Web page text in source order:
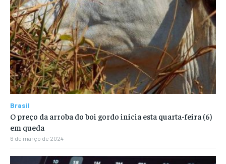
Brasil
O preço da arroba do boi gordo inicia esta quarta-feira (6)
em queda
6 de março de 2024